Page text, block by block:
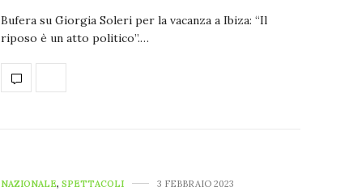
Bufera su Giorgia Soleri per la vacanza a Ibiza: “Il
riposo è un atto politico”.…
NAZIONALE, SPETTACOLI 3 FEBBRAIO 2023